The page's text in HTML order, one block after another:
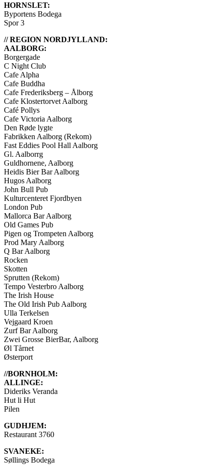
HORNSLET:
Byportens Bodega
Spor 3
// REGION NORDJYLLAND:
AALBORG:
Borgergade
C Night Club
Cafe Alpha
Cafe Buddha
Cafe Frederiksberg – Ålborg
Cafe Klostertorvet Aalborg
Café Pollys
Cafe Victoria Aalborg
Den Røde lygte
Fabrikken Aalborg (Rekom)
Fast Eddies Pool Hall Aalborg
Gl. Aalborrg
Guldhornene, Aalborg
Heidis Bier Bar Aalborg
Hugos Aalborg
John Bull Pub
Kulturcenteret Fjordbyen
London Pub
Mallorca Bar Aalborg
Old Games Pub
Pigen og Trompeten Aalborg
Prod Mary Aalborg
Q Bar Aalborg
Rocken
Skotten
Sprutten (Rekom)
Tempo Vesterbro Aalborg
The Irish House
The Old Irish Pub Aalborg
Ulla Terkelsen
Vejgaard Kroen
Zurf Bar Aalborg
Zwei Grosse BierBar, Aalborg
Øl Tårnet
Østerport
//BORNHOLM:
ALLINGE:
Dideriks Veranda
Hut li Hut
Pilen
GUDHJEM:
Restaurant 3760
SVANEKE:
Søllings Bodega